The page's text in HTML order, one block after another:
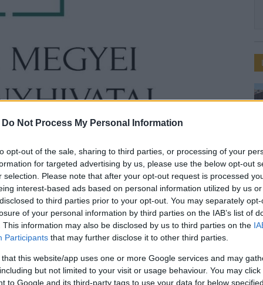
Do Not Process My Personal Information
opt-out of the sale, sharing to third parties, or processing of your
for targeted advertising by us, please use the below opt-out
selection. Please note that after your opt-out request is processed
interest-based ads based on personal information utilized by us
to third parties prior to your opt-out. You may separately
of your personal information by third parties on the IAB’s list of
This information may also be disclosed by us to third parties on the
Participants that may further disclose it to other third parties.
that this website/app uses one or more Google services and may
but not limited to your visit or usage behaviour. You may
to Google and its third-party tags to use your data for below
- Facebook
14:07
anyagok " menüpont alatt.